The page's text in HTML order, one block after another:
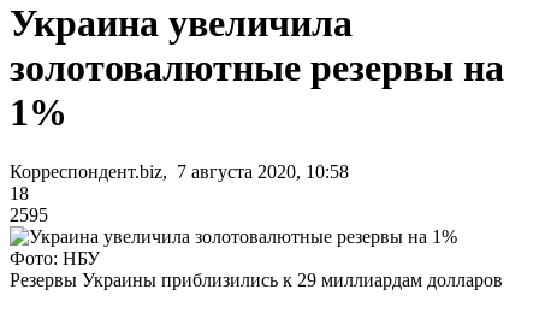
Украина увеличила
золотовалютные резервы на
1%
Корреспондент.biz, 7 августа 2020, 10:58
18
2595
Фото: НБУ
Резервы Украины приблизились к 29 миллиардам долларов